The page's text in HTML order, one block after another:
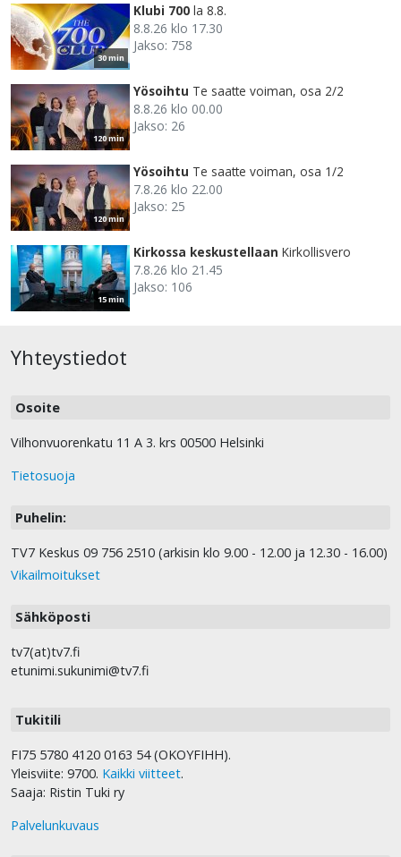
30 min
Klubi 700 la 8.8.
8.8.26 klo 17.30
Jakso: 758
120 min
Yösoihtu Te saatte voiman, osa 2/2
8.8.26 klo 00.00
Jakso: 26
120 min
Yösoihtu Te saatte voiman, osa 1/2
7.8.26 klo 22.00
Jakso: 25
15 min
Kirkossa keskustellaan Kirkollisvero
7.8.26 klo 21.45
Jakso: 106
Yhteystiedot
Osoite
Vilhonvuorenkatu 11 A 3. krs 00500 Helsinki
Tietosuoja
Puhelin:
TV7 Keskus 09 756 2510 (arkisin klo 9.00 - 12.00 ja 12.30 - 16.00)
Vikailmoitukset
Sähköposti
tv7(at)tv7.fi
etunimi.sukunimi@tv7.fi
Tukitili
FI75 5780 4120 0163 54 (OKOYFIHH).
Yleisviite: 9700. Kaikki viitteet.
Saaja: Ristin Tuki ry
Palvelunkuvaus